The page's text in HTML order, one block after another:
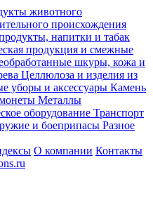
животного
происхождения
напитки и табак
продукция и смежные
шкуры, кожа и
Целлюлоза и изделия из
уборы и аксессуары Камень
Металлы
оборудование Транспорт
и боеприпасы Разное
О компании Контакты